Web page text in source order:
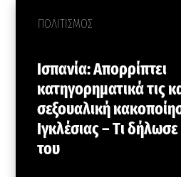
ΠΟΛΙΤΙΣΜΟΣ
Ισπανία: Aπορρίπτει
κατηγορηματικά τις
σεξουαλική
Ιγκλέσιας – Tι
του